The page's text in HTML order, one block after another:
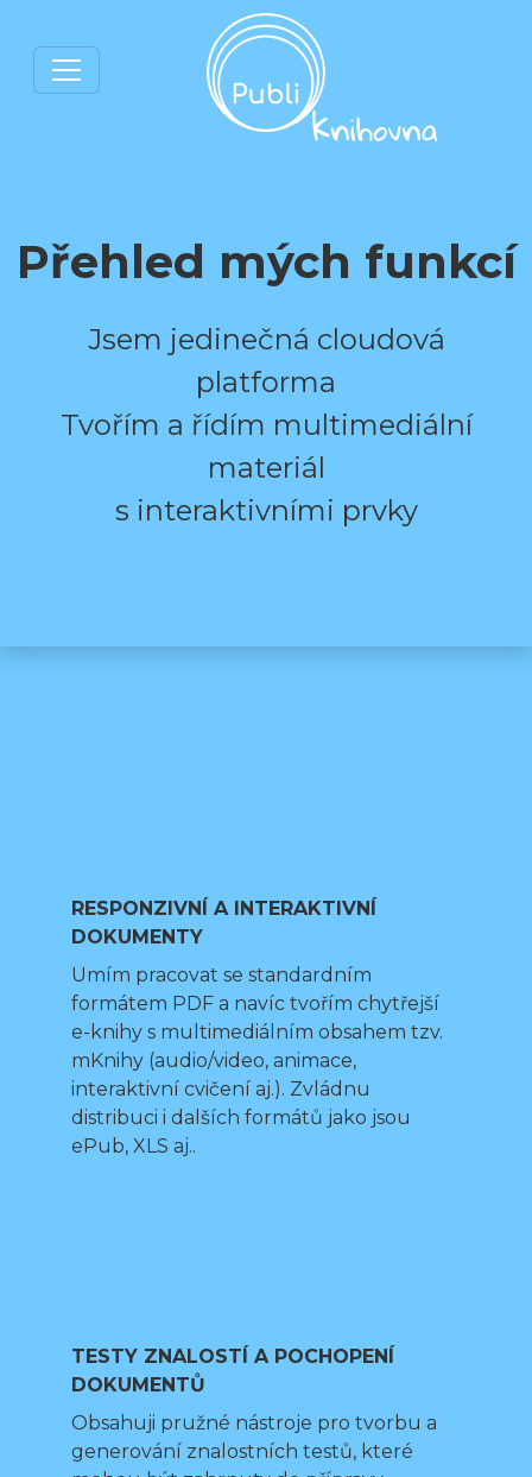
Přehled mých funkcí
Jsem jedinečná cloudová
platforma
Tvořím a řídím multimediální
materiál
s interaktivními prvky
RESPONZIVNÍ A INTERAKTIVNÍ
DOKUMENTY
Umím pracovat se standardním
formátem PDF a navíc tvořím chytřejší
e-knihy s multimediálním obsahem tzv.
mKnihy (audio/video, animace,
interaktivní cvičení aj.). Zvládnu
distribuci i dalších formátů jako jsou
ePub, XLS aj..
TESTY ZNALOSTÍ A POCHOPENÍ
DOKUMENTŮ
Obsahuji pružné nástroje pro tvorbu a
generování znalostních testů, které